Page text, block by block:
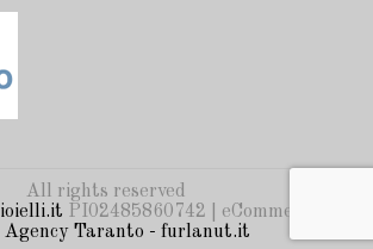
All rights reserved
PI02485860742 | eCommerce by
Agency Taranto - furlanut.it